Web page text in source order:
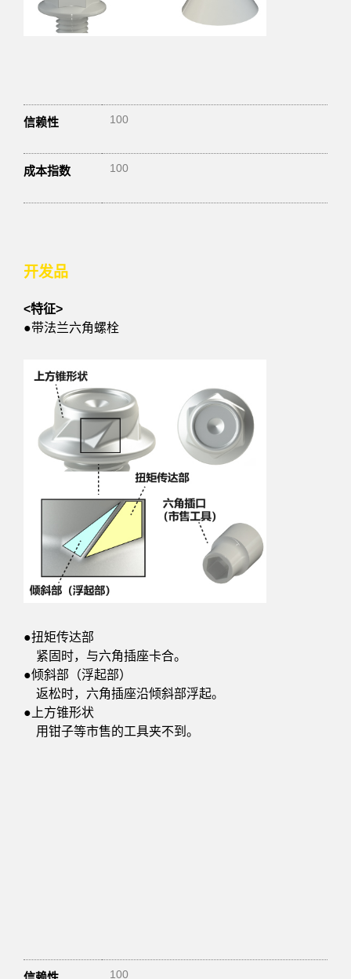
信赖性 100
成本指数 100
开发品
<特征>
●带法兰六角螺栓
●扭矩传达部
紧固时，与六角插座卡合。
●倾斜部（浮起部）
返松时，六角插座沿倾斜部浮起。
●上方锥形状
用钳子等市售的工具夹不到。
100